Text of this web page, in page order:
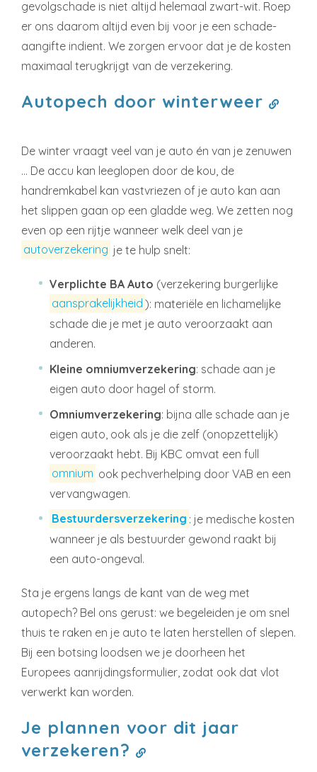
gevolgschade is niet altijd helemaal zwart-wit. Roep
er ons daarom altijd even bij voor je een schade-
aangifte indient. We zorgen ervoor dat je de kosten
maximaal terugkrijgt van de verzekering.
Autopech door winterweer
De winter vraagt veel van je auto én van je zenuwen
… De accu kan leeglopen door de kou, de
handremkabel kan vastvriezen of je auto kan aan
het slippen gaan op een gladde weg. We zetten nog
even op een rijtje wanneer welk deel van je
autoverzekering je te hulp snelt:
Verplichte BA Auto (verzekering burgerlijke
aansprakelijkheid ): materiële en lichamelijke
schade die je met je auto veroorzaakt aan
anderen.
Kleine omniumverzekering: schade aan je
eigen auto door hagel of storm.
Omniumverzekering: bijna alle schade aan je
eigen auto, ook als je die zelf (onopzettelijk)
veroorzaakt hebt. Bij KBC omvat een full
omnium ook pechverhelping door VAB en een
vervangwagen.
Bestuurdersverzekering : je medische kosten
wanneer je als bestuurder gewond raakt bij
een auto-ongeval.
Sta je ergens langs de kant van de weg met
autopech? Bel ons gerust: we begeleiden je om snel
thuis te raken en je auto te laten herstellen of slepen.
Bij een botsing loodsen we je doorheen het
Europees aanrijdingsformulier, zodat ook dat vlot
verwerkt kan worden.
Je plannen voor dit jaar
verzekeren?